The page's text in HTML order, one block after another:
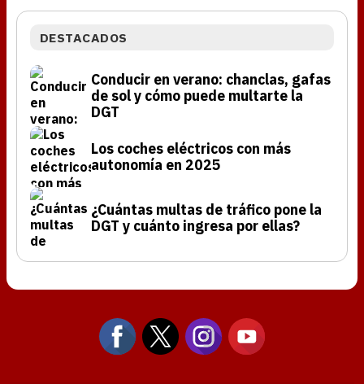
DESTACADOS
Conducir en verano: chanclas, gafas
de sol y cómo puede multarte la
DGT
Los coches eléctricos con más
autonomía en 2025
¿Cuántas multas de tráfico pone la
DGT y cuánto ingresa por ellas?